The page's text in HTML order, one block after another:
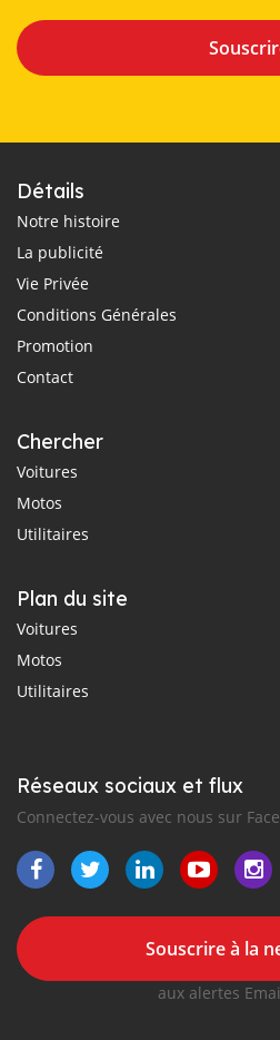
Détails
Notre histoire
La publicité
Vie Privée
Conditions Générales
Promotion
Contact
Chercher
Voitures
Motos
Utilitaires
Plan du site
Voitures
Motos
Utilitaires
Réseaux sociaux et flux
Connectez-vous avec nous sur
Souscrire à la
aux alertes